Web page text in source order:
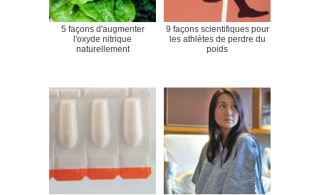
5 façons d'augmenter
l'oxyde nitrique
naturellement
9 façons scientifiques pour
les athlètes de perdre du
poids